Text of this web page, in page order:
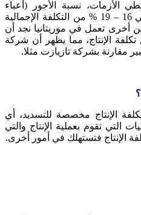
الأزمات، نسبة الأجور (أعباء
الأجور) الآن في شركة اسنيم هي 16 – 19 % من التكلفة الإجمالية
أخرى تعمل في موريتانيا نجد أن
الأجور هي 34 % من تكلفة الإنتاج، مما يظهر أن شركة
مقارنة بشركة تازيازت مثلا.
هناك 40 % من تكلفة الإنتاج مخصصة للتسديد، أي
التي تقوم بعملية الإنتاج والتي
الإنتاج فتستهلك في أمور أخرى.